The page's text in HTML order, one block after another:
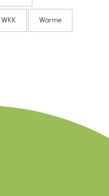
WKK Wärme